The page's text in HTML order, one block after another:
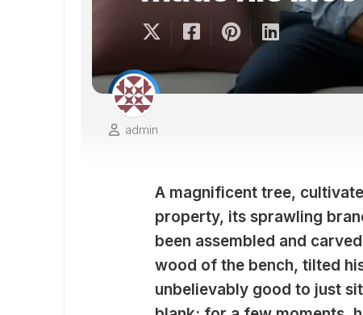
8
9
В
admin
A magnificent tree,
property, its sprawling
been assembled and
wood of the bench, tilted
unbelievably good to just